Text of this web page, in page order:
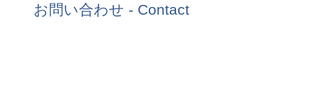
お問い合わせ - Contact